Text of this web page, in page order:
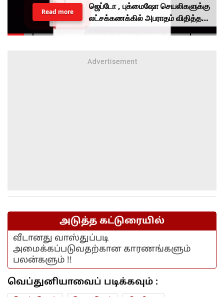
ஜெப்டோ , புக்மைஷோ செயலிகளுக்கு
லட்சக்கணக்கில் அபராதம் விதித்த
மத்திய அரசு.. என்ன காரணம்?
Read more
அடுத்த கட்டுரையில்
வீடானது வாஸ்துப்படி
அமைக்கப்படுவதற்கான காரணங்களும்
பலன்களும் !!
வெப்துனியாவைப் படிக்கவும் :